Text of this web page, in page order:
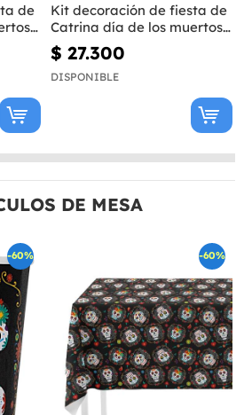
de
Kit decoración de fiesta de
Catrina día de los muertos
Premium para 8 personas -
Day of the Dead
$ 27.300
DISPONIBLE
DE MESA
-60% -60%